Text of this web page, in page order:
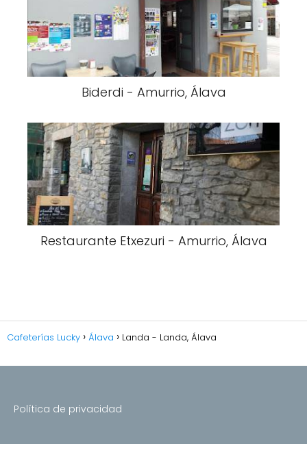
Biderdi - Amurrio, Álava
Restaurante Etxezuri - Amurrio, Álava
Cafeterías Lucky Álava Landa - Landa, Álava
Política de privacidad